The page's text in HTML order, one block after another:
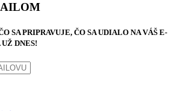
SA PRIPRAVUJE, ČO SA UDIALO NA VÁŠ E-
DNES!